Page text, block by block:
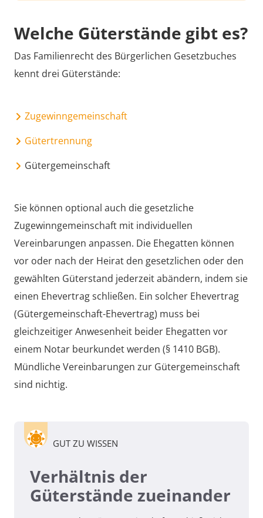
Welche Güterstände gibt es?
Das Familienrecht des Bürgerlichen Gesetzbuches
kennt drei Güterstände:
Zugewinngemeinschaft
Gütertrennung
Gütergemeinschaft
Sie können optional auch die gesetzliche
Zugewinngemeinschaft mit individuellen
Vereinbarungen anpassen. Die Ehegatten können
vor oder nach der Heirat den gesetzlichen oder den
gewählten Güterstand jederzeit abändern, indem sie
einen Ehevertrag schließen. Ein solcher Ehevertrag
(Gütergemeinschaft-Ehevertrag) muss bei
gleichzeitiger Anwesenheit beider Ehegatten vor
einem Notar beurkundet werden (§ 1410 BGB).
Mündliche Vereinbarungen zur Gütergemeinschaft
sind nichtig.
GUT ZU WISSEN
Verhältnis der
Güterstände zueinander